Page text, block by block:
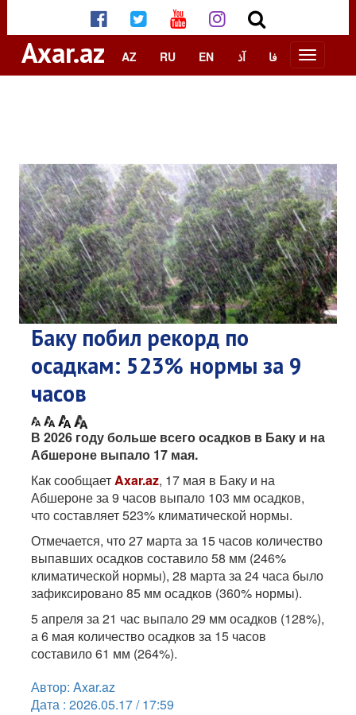
Axar.az AZ RU EN آذ فا
Баку побил рекорд по
осадкам: 523% нормы за 9
часов
В 2026 году больше всего осадков в Баку и на
Абшероне выпало 17 мая.
Как сообщаетAxar.az, 17 мая в Баку и на
Абшероне за 9 часов выпало 103 мм осадков,
что составляет 523% климатической нормы.
Отмечается, что 27 марта за 15 часов количество
выпавших осадков составило 58 мм (246%
климатической нормы), 28 марта за 24 часа было
зафиксировано 85 мм осадков (360% нормы).
5 апреля за 21 час выпало 29 мм осадков (128%),
а 6 мая количество осадков за 15 часов
составило 61 мм (264%).
Автор: Axar.az
Дата : 2026.05.17 / 17:59